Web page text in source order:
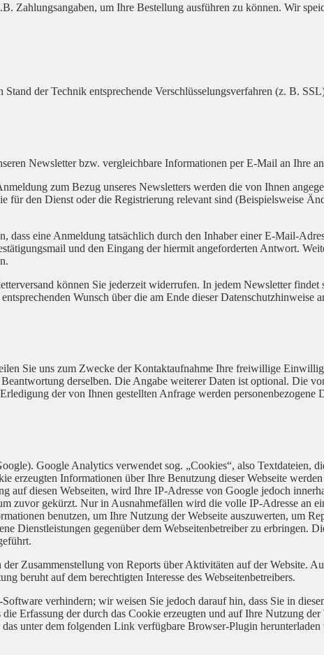
um Ihre Bestellung ausführen zu können. Wir
der Technik entsprechende Verschlüsselungsverfahren (z. B.
Newsletter bzw. vergleichbare Informationen per E-Mail an Ihre
zum Bezug unseres Newsletters werden die von Ihnen
den Dienst oder die Registrierung relevant sind (Beispielsweise
eine Anmeldung tatsächlich durch den Inhaber einer E-Mail-
und den Eingang der hiermit angeforderten Antwort.
können Sie jederzeit widerrufen. In jedem Newsletter findet
Wunsch über die am Ende dieser Datenschutzhinweise
Sie uns zum Zwecke der Kontaktaufnahme Ihre freiwillige
derselben. Die Angabe weiterer Daten ist optional. Die
der von Ihnen gestellten Anfrage werden personenbezogene
Google Analytics verwendet sog. „Cookies“, also Textdateien,
erzeugten Informationen über Ihre Benutzung dieser Webseite
diesen Webseiten, wird Ihre IP-Adresse von Google jedoch
zuvor gekürzt. Nur in Ausnahmefällen wird die volle IP-Adresse an
benutzen, um Ihre Nutzung der Webseite auszuwerten, um
Dienstleistungen gegenüber dem Webseitenbetreiber zu erbringen.
Zusammenstellung von Reports über Aktivitäten auf der Website.
beruht auf dem berechtigten Interesse des Webseitenbetreibers.
verhindern; wir weisen Sie jedoch darauf hin, dass Sie in
Erfassung der durch das Cookie erzeugten und auf Ihre Nutzung
unter dem folgenden Link verfügbare Browser-Plugin herunterladen